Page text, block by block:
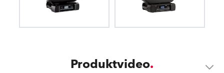
Produktvideo